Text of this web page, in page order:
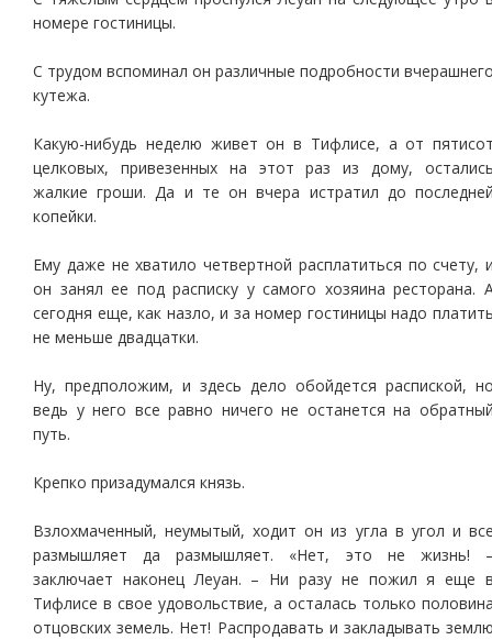
номере гостиницы.
С трудом вспоминал он различные подробности
кутежа.
Какую-нибудь неделю живет он в Тифлисе, а от
целковых, привезенных на этот раз из дому,
жалкие гроши. Да и те он вчера истратил до
копейки.
Ему даже не хватило четвертной расплатиться по счету,
он занял ее под расписку у самого хозяина ресторана.
сегодня еще, как назло, и за номер гостиницы надо
не меньше двадцатки.
Ну, предположим, и здесь дело обойдется распиской,
ведь у него все равно ничего не останется на
путь.
Крепко призадумался князь.
Взлохмаченный, неумытый, ходит он из угла в угол и
размышляет да размышляет. «Нет, это не жизнь!
заключает наконец Леуан. – Ни разу не пожил я еще
Тифлисе в свое удовольствие, а осталась только
отцовских земель. Нет! Распродавать и закладывать